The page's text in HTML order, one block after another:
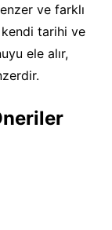
ve farklı
kendi tarihi ve
ele alır,